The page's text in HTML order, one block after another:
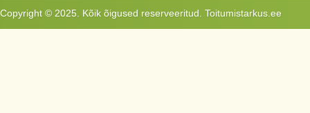
Copyright © 2025. Kõik õigused reserveeritud. Toitumistarkus.ee